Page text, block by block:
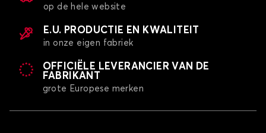
op de hele website
E.U. PRODUCTIE EN KWALITEIT
in onze eigen fabriek
OFFICIËLE LEVERANCIER VAN DE
FABRIKANT
grote Europese merken